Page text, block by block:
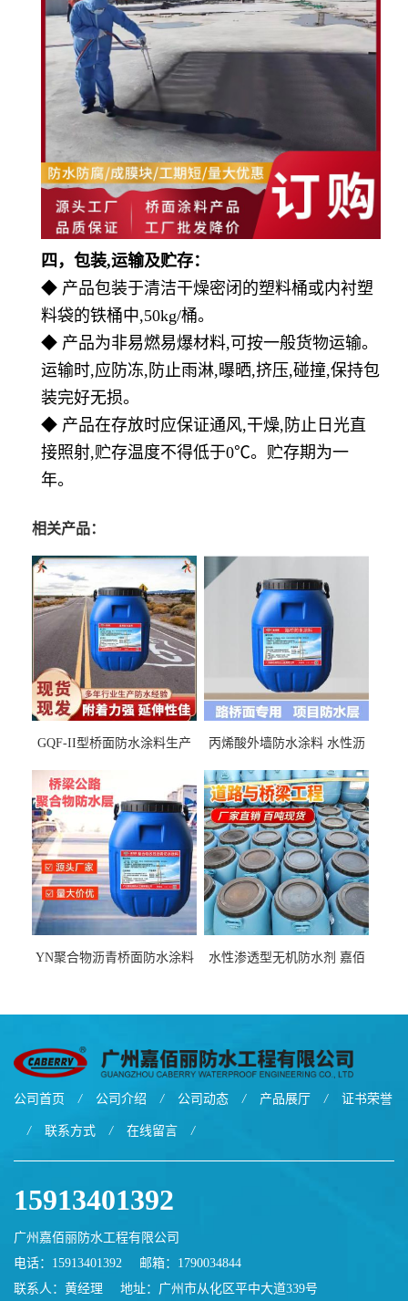
四， 包装,运输及贮存：
◆ 产品包装于清洁干燥密闭的塑料桶或内衬塑
料袋的铁桶中,50kg/桶。
◆ 产品为非易燃易爆材料,可按一般货物运输。
运输时,应防冻,防止雨淋,曝晒,挤压,碰撞,保持包
装完好无损。
◆ 产品在存放时应保证通风,干燥,防止日光直
接照射,贮存温度不得低于0℃。贮存期为一
年。
相关产品：
GQF-II型桥面防水涂料生产
丙烯酸外墙防水涂料 水性沥
厂家
YN聚合物沥青桥面防水涂料
水性渗透型无机防水剂 嘉佰
公司首页 / 公司介绍 / 公司动态 / 产品展厅 / 证书荣誉
/ 联系方式 / 在线留言 /
15913401392
广州嘉佰丽防水工程有限公司
电话：15913401392
邮箱： 1790034844
联系人：黄经理
地址：广州市从化区平中大道339号